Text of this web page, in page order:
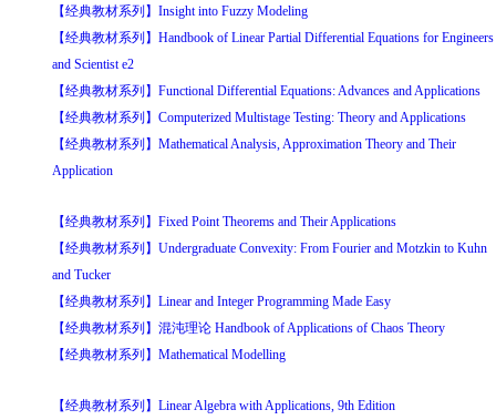
【经典教材系列】Insight into Fuzzy Modeling
【经典教材系列】Handbook of Linear Partial Differential Equations for Engineers
and Scientist e2
【经典教材系列】Functional Differential Equations: Advances and Applications
【经典教材系列】Computerized Multistage Testing: Theory and Applications
【经典教材系列】Mathematical Analysis, Approximation Theory and Their
Application
【经典教材系列】Fixed Point Theorems and Their Applications
【经典教材系列】Undergraduate Convexity: From Fourier and Motzkin to Kuhn
and Tucker
【经典教材系列】Linear and Integer Programming Made Easy
【经典教材系列】混沌理论 Handbook of Applications of Chaos Theory
【经典教材系列】Mathematical Modelling
【经典教材系列】Linear Algebra with Applications, 9th Edition